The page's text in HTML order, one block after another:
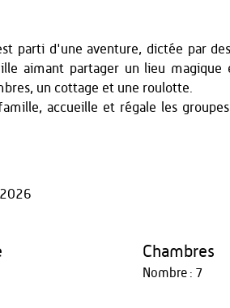
parti d'une aventure, dictée par
aimant partager un lieu magique
un cottage et une roulotte.
accueille et régale les
Chambres
Nombre : 7